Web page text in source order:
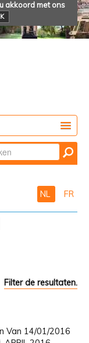
akkoord met ons
NL FR
Filter de resultaten.
Van 14/01/2016